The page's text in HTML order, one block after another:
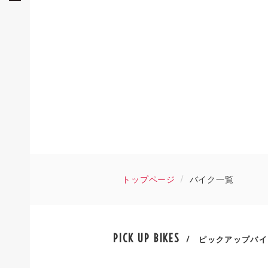
トップページ バイク一覧
PICK UP BIKES / ピックアップバ